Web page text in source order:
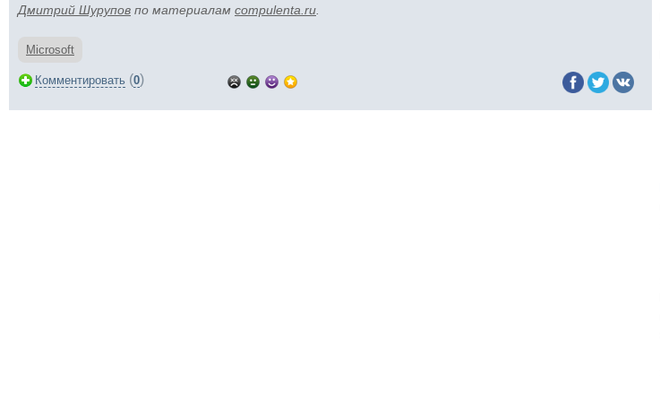
Дмитрий Шурупов по материалам compulenta.ru
Microsoft
Комментировать (0)